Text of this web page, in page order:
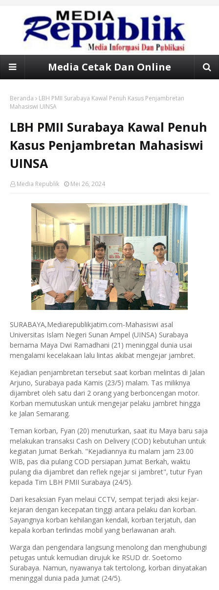
Media Cetak Dan Online
Beranda
LBH PMII Surabaya Kawal Penuh Kasus Penjambretan
Mahasiswi UINSA
LBH PMII Surabaya Kawal Penuh
Kasus Penjambretan Mahasiswi
UINSA
Media Republik Mei 26, 2024
SURABAYA,Mediarepublikjatim.com-Mahasiswi asal
Universitas Islam Negeri Sunan Ampel (UINSA) Surabaya
bernama Maya Dwi Ramadhani (21) meninggal dunia usai
mengalami kecelakaan lalu lintas akibat mengejar jambret.
Kejadian penjambretan tersebut saat korban melintas di Jalan
Arjuno, Surabaya pada Kamis (23/5) malam. Tas miliknya
dijambret oleh satu dari 2 orang yang berboncengan motor.
Korban memutuskan untuk mengejar pelaku jambret hingga
ke Jalan Semarang.
Teman korban, Fyan (20) menuturkan, saat itu Maya baru saja
melakukan transaksi Cash on Delivery (COD) kebutuhan untuk
kegiatan Jumat Berkah. "Kejadiannya itu malam jam 23.00
WIB, pas dia pulang COD persiapan Jumat Berkah, waktu
pulang dia dijambret dan reflek ngejar si jambret", tutur Fyan
kepada Tim LBH PMII Surabaya (24/5).
Dari kesaksian Fyan melaui CCTV, sempat terjadi aksi kejar-
kejaran dengan kecepatan tinggi antara pelaku dan korban.
Sayangnya korban kehilangan kendali, korban terjatuh, dan
kepala korban terlindas mobil yang berlawanan arah.
Warga dan pengendara langsung menolong dan menghubungi
petugas untuk kemudian dirujuk ke RSUD dr. Soetomo
Surabaya. Namun, nyawanya tak tertolong, korban dinyatakan
meninggal dunia pada Jumat (24/5).